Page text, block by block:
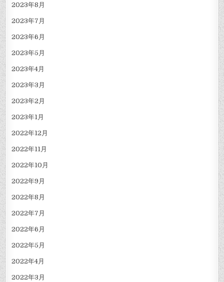
2023年8月
2023年7月
2023年6月
2023年5月
2023年4月
2023年3月
2023年2月
2023年1月
2022年12月
2022年11月
2022年10月
2022年9月
2022年8月
2022年7月
2022年6月
2022年5月
2022年4月
2022年3月